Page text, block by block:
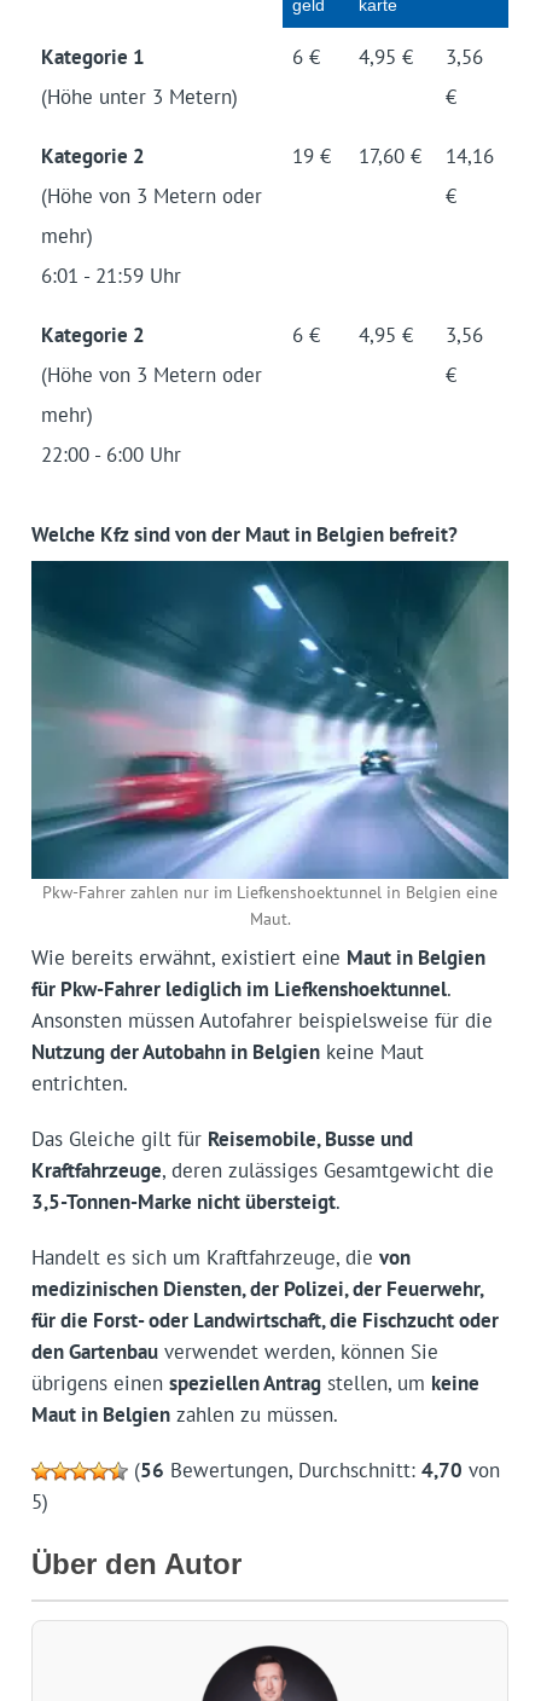
geld kar­te
Kategorie 1
(Höhe unter 3 Metern)
6 € 4,95 €
3,56
€
Kategorie 2
(Höhe von 3 Metern oder
mehr)
6:01 - 21:59 Uhr
19 € 17,60 €
14,16
€
Kategorie 2
(Höhe von 3 Metern oder
mehr)
22:00 - 6:00 Uhr
6 € 4,95 €
3,56
€
Welche Kfz sind von der Maut in Belgien befreit?
Pkw-Fahrer zahlen nur im Liefkenshoektunnel in Belgien eine
Maut.
Wie bereits erwähnt, existiert eine Maut in Belgien
für Pkw-Fahrer lediglich im Liefkenshoektunnel.
Ansonsten müssen Autofahrer beispielsweise für die
Nutzung der Autobahn in Belgienkeine Maut
entrichten.
Das Gleiche gilt für Reisemobile, Busse und
Kraftfahrzeuge, deren zulässiges Gesamtgewicht die
3,5-Tonnen-Marke nicht übersteigt.
Handelt es sich um Kraftfahrzeuge, die von
medizinischen Diensten, der Polizei, der Feuerwehr,
für die Forst- oder Landwirtschaft, die Fischzucht oder
den Gartenbauverwendet werden, können Sie
übrigens einen speziellen Antragstellen, um keine
Maut in Belgienzahlen zu müssen.
(56 Bewertungen, Durchschnitt: 4,70 von
5)
Über den Autor